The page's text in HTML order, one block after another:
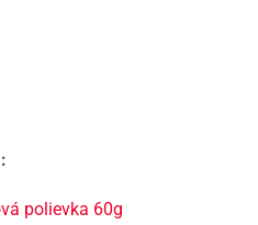
polievka 60g